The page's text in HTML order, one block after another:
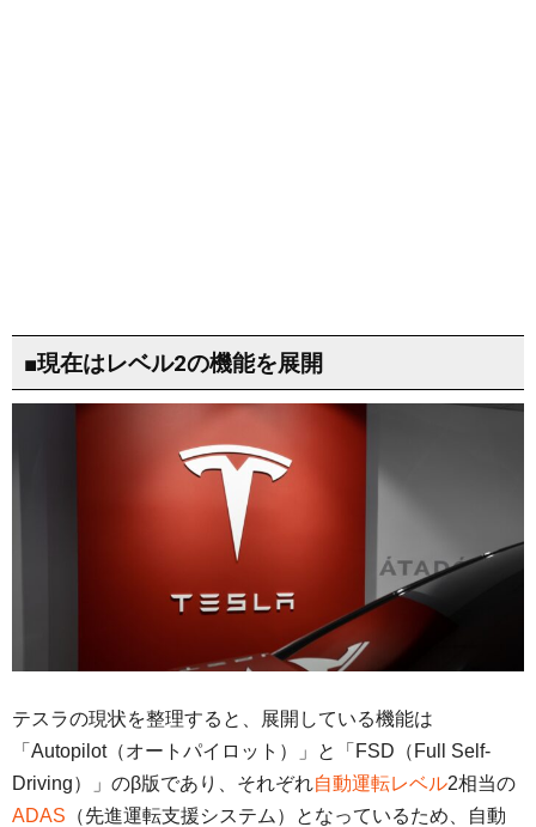
■現在はレベル2の機能を展開
テスラの現状を整理すると、展開している機能は
「Autopilot（オートパイロット）」と「FSD（Full Self-
Driving）」のβ版であり、それぞれ自動運転レベル2相当の
ADAS （先進運転支援システム）となっているため、自動